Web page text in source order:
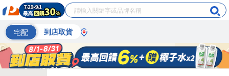
宅配 到店取貨